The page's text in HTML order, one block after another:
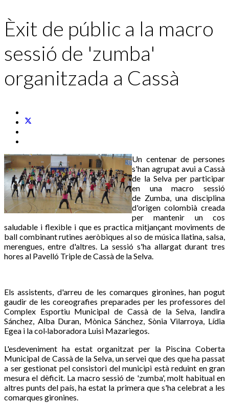
Èxit de públic a la macro
sessió de 'zumba'
organitzada a Cassà
Un centenar de persones
s'han agrupat avui a Cassà
de la Selva per participar
en una macro sessió
de Zumba, una disciplina
d'origen colombià creada
per mantenir un cos
saludable i flexible i que es practica mitjançant moviments de
ball combinant rutines aeròbiques al so de música llatina, salsa,
merengues, entre d'altres. La sessió s'ha allargat durant tres
hores al Pavelló Triple de Cassà de la Selva.
Els assistents, d'arreu de les comarques gironines, han pogut
gaudir de les coreografies preparades per les professores del
Complex Esportiu Municipal de Cassà de la Selva, Iandira
Sánchez, Alba Duran, Mònica Sánchez, Sònia Vilarroya, Lídia
Egea i la col·laboradora Luisi Mazariegos.
L'esdeveniment ha estat organitzat per la Piscina Coberta
Municipal de Cassà de la Selva, un servei que des que ha passat
a ser gestionat pel consistori del municipi està reduint en gran
mesura el dèficit. La macro sessió de 'zumba', molt habitual en
altres punts del país, ha estat la primera que s'ha celebrat a les
comarques gironines.